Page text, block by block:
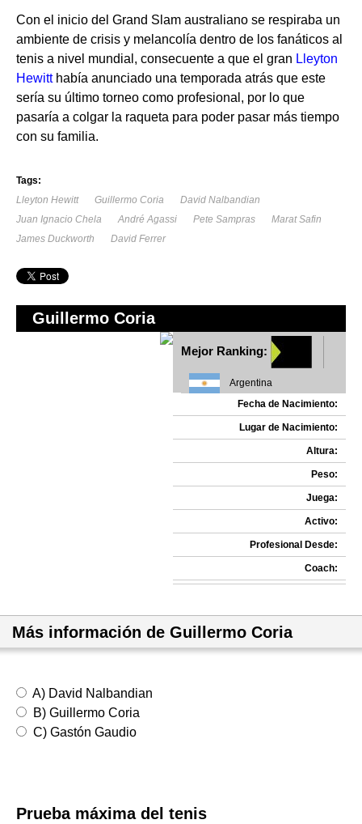
Con el inicio del Grand Slam australiano se respiraba un
ambiente de crisis y melancolía dentro de los fanáticos al
tenis a nivel mundial, consecuente a que el gran Lleyton
Hewitthabía anunciado una temporada atrás que este
sería su último torneo como profesional, por lo que
pasaría a colgar la raqueta para poder pasar más tiempo
con su familia.
Tags:
Lleyton Hewitt
Guillermo Coria
David Nalbandian
Juan Ignacio Chela
André Agassi Pete Sampras
Marat Safin
James Duckworth
David Ferrer
Guillermo Coria
Mejor Ranking:
Argentina
Fecha de Nacimiento:
Lugar de Nacimiento:
Altura:
Peso:
Juega:
Activo:
Profesional Desde:
Coach:
Más información de Guillermo Coria
A) David Nalbandian
B) Guillermo Coria
C) Gastón Gaudio
Prueba máxima del tenis